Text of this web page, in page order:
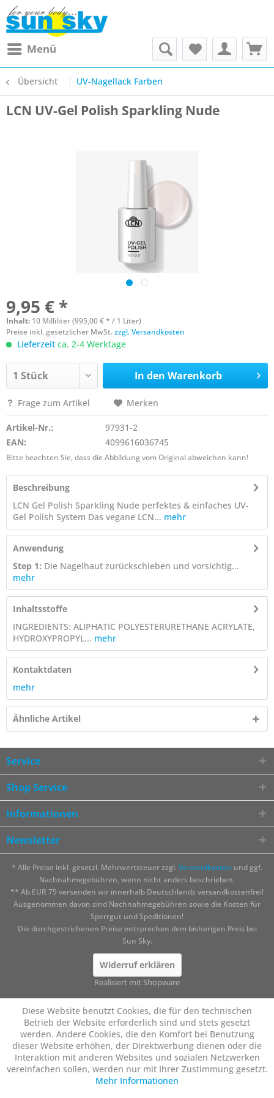
Menü
Übersicht UV-Nagellack Farben
LCN UV-Gel Polish Sparkling Nude
9,95 € *
Inhalt: 10 Milliliter (995,00 € * / 1 Liter)
Preise inkl. gesetzlicher MwSt.zzgl. Versandkosten
Lieferzeit ca. 2-4 Werktage
In den Warenkorb
Frage zum Artikel Merken
Artikel-Nr.:
97931-2
EAN:
4099616036745
Bitte beachten Sie, dass die Abbildung vom Original abweichen kann!
Beschreibung
LCN Gel Polish Sparkling Nude perfektes & einfaches UV-
Gel Polish System Das vegane LCN... mehr
Anwendung
Step 1: Die Nagelhaut zurückschieben und vorsichtig...
mehr
Inhaltsstoffe
INGREDIENTS: ALIPHATIC POLYESTERURETHANE ACRYLATE,
HYDROXYPROPYL... mehr
Kontaktdaten
mehr
Ähnliche Artikel
Service
Shop Service
Informationen
Newsletter
* Alle Preise inkl. gesetzl. Mehrwertsteuer zzgl. Versandkosten und ggf.
Nachnahmegebühren, wenn nicht anders beschrieben.
** Ab EUR 75 versenden wir innerhalb Deutschlands versandkostenfrei!
Ausgenommen davon sind Nachnahmegebühren sowie die Kosten für
Sperrgut und Speditionen!
Die durchgestrichenen Preise entsprechen dem bisherigen Preis bei
Sun Sky.
Widerruf erklären
Realisiert mit Shopware
Diese Website benutzt Cookies, die für den technischen
Betrieb der Website erforderlich sind und stets gesetzt
werden. Andere Cookies, die den Komfort bei Benutzung
dieser Website erhöhen, der Direktwerbung dienen oder die
Interaktion mit anderen Websites und sozialen Netzwerken
vereinfachen sollen, werden nur mit Ihrer Zustimmung gesetzt.
Mehr Informationen